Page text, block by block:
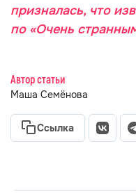
призналась, что
по «Очень
Автор статьи
Маша Семёнова
Ссылка